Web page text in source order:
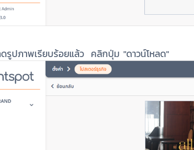
ดรูปภาพเรียบร้อยแล้ว คลิกปุ่ม "ดาวน์โหลด"